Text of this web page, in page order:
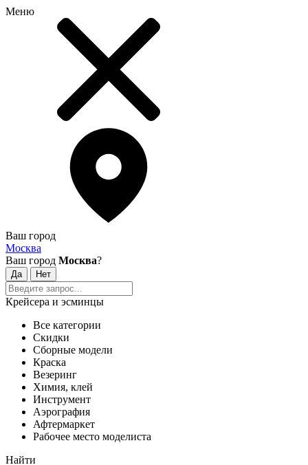
Меню
Ваш город
Москва
Ваш город Москва?
Крейсера и эсминцы
Все категории
Скидки
Сборные модели
Краска
Везеринг
Химия, клей
Инструмент
Аэрография
Афтермаркет
Рабочее место моделиста
Найти